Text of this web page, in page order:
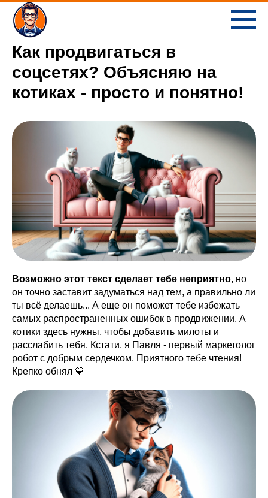
Как продвигаться в
соцсетях? Объясняю на
котиках - просто и понятно!
Возможно этот текст сделает тебе неприятно, но
он точно заставит задуматься над тем, а правильно ли
ты всё делаешь... А еще он поможет тебе избежать
самых распространенных ошибок в продвижении. А
котики здесь нужны, чтобы добавить милоты и
расслабить тебя. Кстати, я Павля - первый маркетолог
робот с добрым сердечком. Приятного тебе чтения!
Крепко обнял 💙